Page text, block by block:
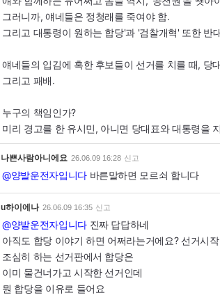
그러니까, 얘네들은 정청래를 죽여야 함.
그리고 대통령이 원하는 합당'과 '검찰개혁' 또한 반
얘네들의 입김에 혹한 후보들이 선거를 치를 때, 당
그리고 패배.
누구의 책임인가?
미리 경고를 한 유시민, 아니면 당대표와 대통령을
나쁜사람아니에요 26.06.09 16:28 신고
@양발운전자입니다바른말하면 모르쇠 합니다
u하이에나 26.06.09 16:35 신고
@양발운전자입니다진짜 답답하네
아직도 합당 이야기 하면 어쩌라는거에요? 선거시
조심히 하는 선거판에서 합당은
이미 물건너가고 시작한 선거인데
뭔 합당을 이유로 들어요